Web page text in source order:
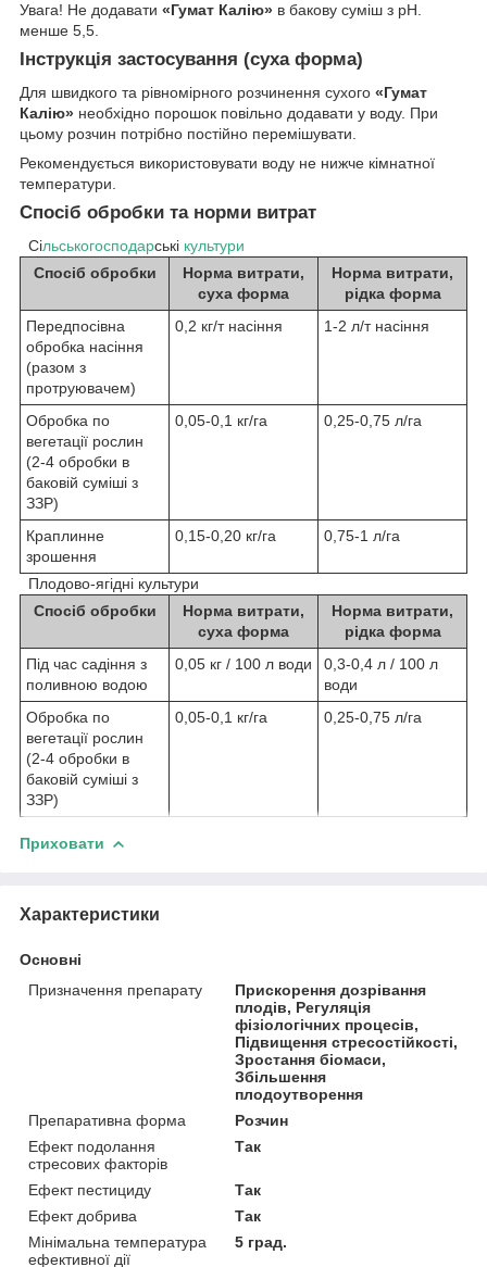
Увага! Не додавати «Гумат Калію» в бакову суміш з pH.
менше 5,5.
Інструкція застосування (суха форма)
Для швидкого та рівномірного розчинення сухого «Гумат
Калію» необхідно порошок повільно додавати у воду. При
цьому розчин потрібно постійно перемішувати.
Рекомендується використовувати воду не нижче кімнатної
температури.
Спосіб обробки та норми витрат
Сільськогосподарські культури
Спосіб обробки
Норма витрати,
суха форма
Норма витрати,
рідка форма
Передпосівна
обробка насіння
(разом з
протруювачем)
0,2 кг/т насіння 1-2 л/т насіння
Обробка по
вегетації рослин
(2-4 обробки в
баковій суміші з
ЗЗР)
0,05-0,1 кг/га 0,25-0,75 л/га
Краплинне
зрошення
0,15-0,20 кг/га 0,75-1 л/га
Плодово-ягідні культури
Спосіб обробки
Норма витрати,
суха форма
Норма витрати,
рідка форма
Під час садіння з
поливною водою
0,05 кг / 100 л води
0,3-0,4 л / 100 л
води
Обробка по
вегетації рослин
(2-4 обробки в
баковій суміші з
ЗЗР)
0,05-0,1 кг/га 0,25-0,75 л/га
Приховати
Характеристики
Основні
Призначення препарату
Прискорення дозрівання
плодів, Регуляція
фізіологічних процесів,
Підвищення стресостійкості,
Зростання біомаси,
Збільшення
плодоутворення
Препаративна форма
Розчин
Ефект подолання
стресових факторів
Так
Ефект пестициду
Так
Ефект добрива
Так
Мінімальна температура
ефективної дії
5 град.